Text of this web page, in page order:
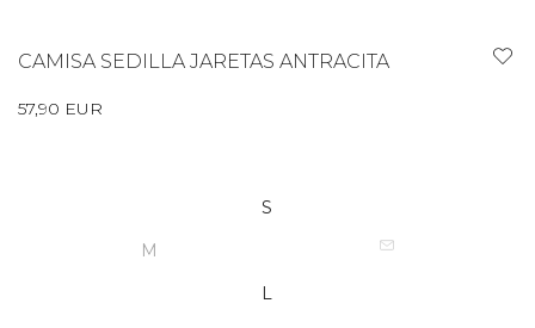
CAMISA SEDILLA JARETAS ANTRACITA
57,90 EUR
S
M
L